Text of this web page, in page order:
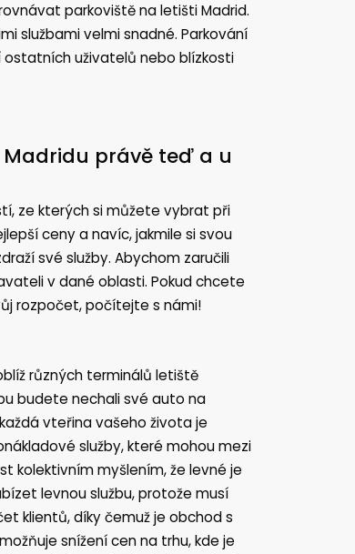
parkoviště na letišti Madrid.
službami velmi snadné. Parkování
uživatelů nebo blízkosti
právě teď a u
ze kterých si můžete vybrat při
ceny a navíc, jakmile si svou
své služby. Abychom zaručili
v dané oblasti. Pokud chcete
rozpočet, počítejte s námi!
různých terminálů letiště
budete nechali své auto na
vteřina vašeho života je
služby, které mohou mezi
kolektivním myšlením, že levné je
levnou službu, protože musí
klientů, díky čemuž je obchod s
snížení cen na trhu, kde je